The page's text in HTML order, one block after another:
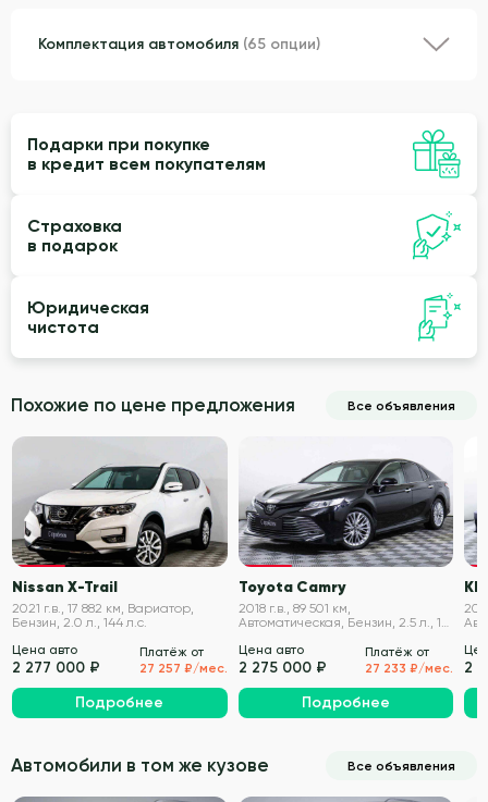
Комплектация автомобиля (65 опции)
Подарки при покупке
в кредит всем покупателям
Страховка
в подарок
Юридическая
чистота
Похожие по цене предложения Все объявления
VIN проверен
Nissan X-Trail
2021 г.в., 17 882 км, Вариатор,
Бензин, 2.0 л., 144 л.с.
Цена авто
2 277 000 ₽
Платёж от
27 257 ₽/мес.
Подробнее
VIN проверен
Toyota Camry
2018 г.в., 89 501 км,
Автоматическая, Бензин, 2.5 л., 181
Цена авто
2 275 000 ₽
Платёж от
27 233 ₽/мес.
Подробнее
2
Автомобили в том же кузове Все объявления